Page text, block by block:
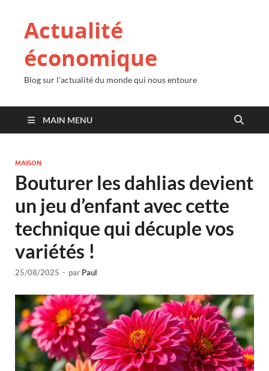
Actualité
économique
Blog sur l'actualité du monde qui nous entoure
MAIN MENU
MAISON
Bouturer les dahlias devient
un jeu d’enfant avec cette
technique qui décuple vos
variétés !
25/08/2025 - par Paul